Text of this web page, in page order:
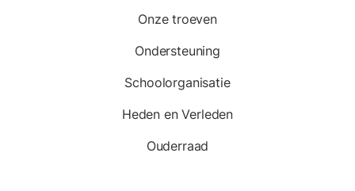
Onze troeven
Ondersteuning
Schoolorganisatie
Heden en Verleden
Ouderraad